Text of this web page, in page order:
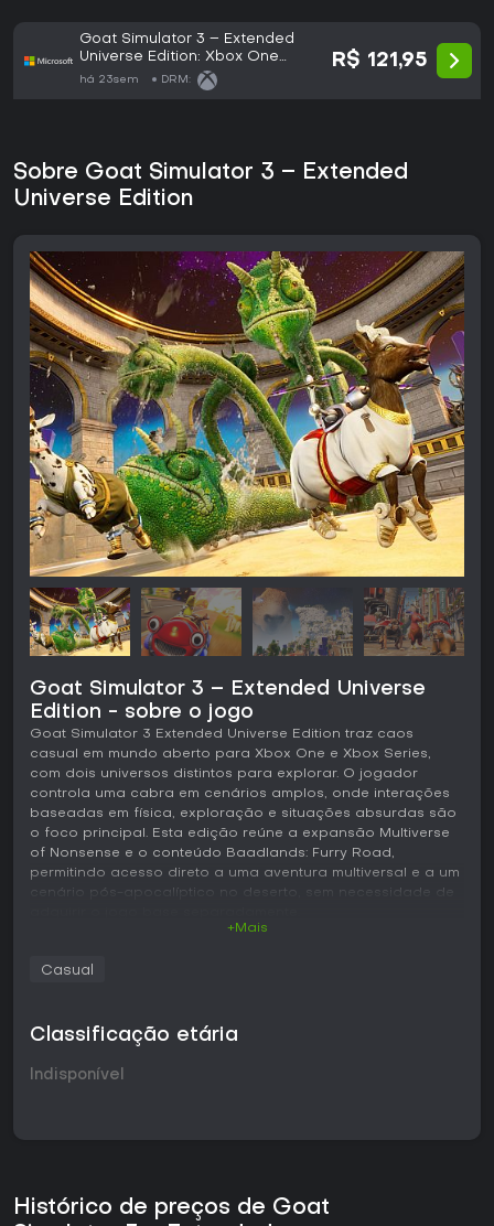
Goat Simulator 3 – Extended
Universe Edition: Xbox One
Edition
há 23sem DRM:
R$ 121,95
Sobre Goat Simulator 3 – Extended
Universe Edition
Goat Simulator 3 – Extended Universe
Edition - sobre o jogo
Goat Simulator 3 Extended Universe Edition traz caos
casual em mundo aberto para Xbox One e Xbox Series,
com dois universos distintos para explorar. O jogador
controla uma cabra em cenários amplos, onde interações
baseadas em física, exploração e situações absurdas são
o foco principal. Esta edição reúne a expansão Multiverse
of Nonsense e o conteúdo Baadlands: Furry Road,
permitindo acesso direto a uma aventura multiversal e a um
cenário pós-apocalíptico no deserto, sem necessidade de
Os jogadores percorrem mapas detalhados, cumprem
objetos para gerar resultados imprevisíveis. No Multiverse of
progresso por quests envolvendo personagens duvidosos
coleta de recursos e confrontos com facções rivais, tanto
em combates diretos quanto por meio de interferência no
+Mais
Casual
Classificação etária
Indisponível
Histórico de preços de Goat